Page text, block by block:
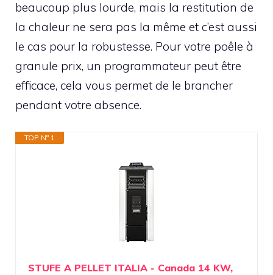
beaucoup plus lourde, mais la restitution de
la chaleur ne sera pas la même et c’est aussi
le cas pour la robustesse. Pour votre poêle à
granule prix, un programmateur peut être
efficace, cela vous permet de le brancher
pendant votre absence.
TOP N° 1
STUFE A PELLET ITALIA - Canada 14 KW,